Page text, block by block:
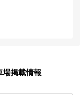
場掲載情報